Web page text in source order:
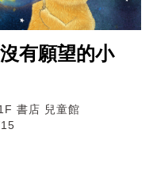
有願望的小
書店 兒童館